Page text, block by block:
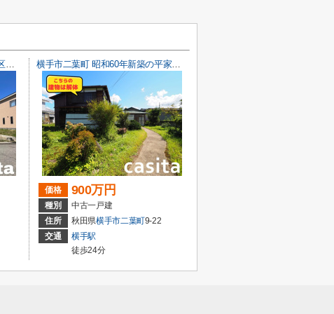
【建築条件なし】横手市城南町 区画の整った住宅街の南東向き物件 82.13坪 住宅用地 横手市二葉町 昭和60年新築の平家戸建て住宅 敷地面積は余裕の287坪
価格 900万円
種別
中古一戸建
住所
秋田県横手市二葉町9-22
交通
横手駅
徒歩24分